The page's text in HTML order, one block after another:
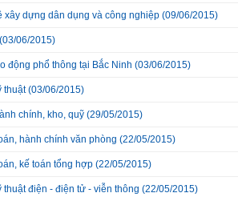
xây dựng dân dụng và công nghiệp (09/06/2015)
(03/06/2015)
động phổ thông tại Bắc Ninh (03/06/2015)
thuật(03/06/2015)
chính, kho, quỹ (29/05/2015)
hành chính văn phòng (22/05/2015)
kế toán tổng hợp (22/05/2015)
thuật điện - điện tử - viễn thông (22/05/2015)